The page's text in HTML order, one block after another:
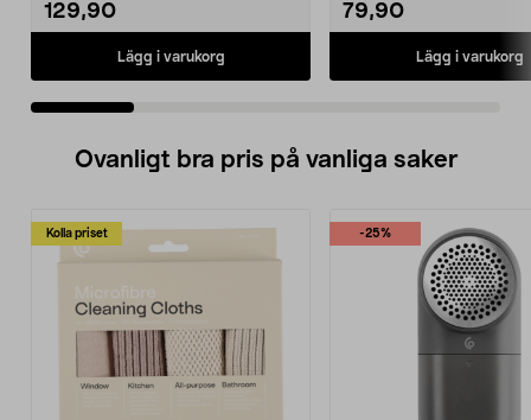
129,90
Lägg i varukorg
79,90
Lägg i varukorg
Ovanligt bra pris på vanliga saker
Kolla priset -25%